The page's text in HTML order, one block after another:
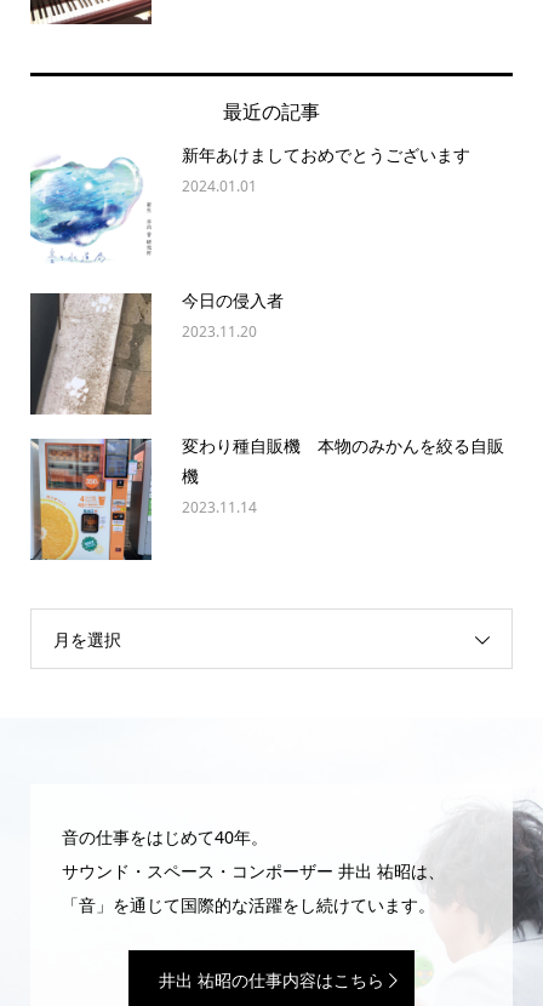
最近の記事
新年あけましておめでとうございます
2024.01.01
今日の侵入者
2023.11.20
変わり種自販機 本物のみかんを絞る自販
機
2023.11.14
月を選択
音の仕事をはじめて40年。
サウンド・スペース・コンポーザー 井出 祐昭は、
「音」を通じて国際的な活躍をし続けています。
井出 祐昭の仕事内容はこちら